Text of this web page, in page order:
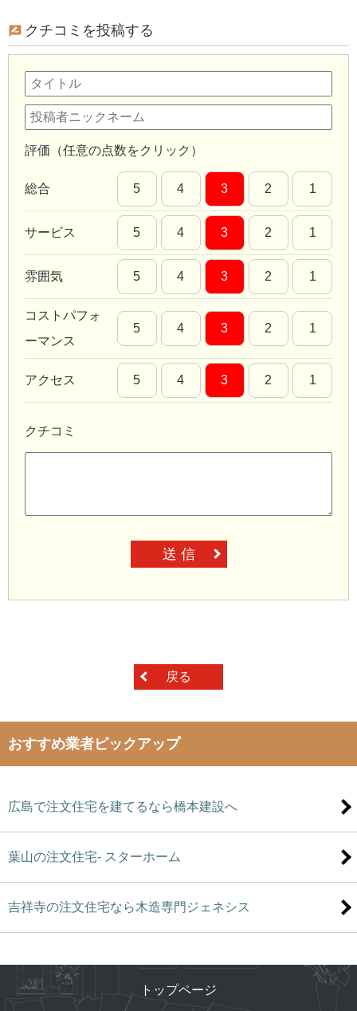
クチコミを投稿する
評価（任意の点数をクリック）
総合 5 4 3 2 1
サービス 5 4 3 2 1
雰囲気 5 4 3 2 1
コストパフォ
ーマンス
5 4 3 2 1
アクセス 5 4 3 2 1
クチコミ
送 信
戻る
おすすめ業者ピックアップ
広島で注文住宅を建てるなら橋本建設へ
葉山の注文住宅- スターホーム
吉祥寺の注文住宅なら木造専門ジェネシス
トップページ